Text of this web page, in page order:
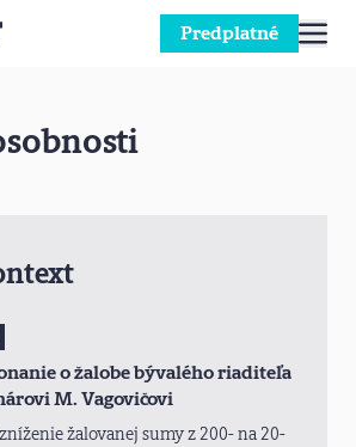
Predplatné
o žalobe bývalého riaditeľa
M. Vagovičovi
žalovanej sumy z 200- na 20-